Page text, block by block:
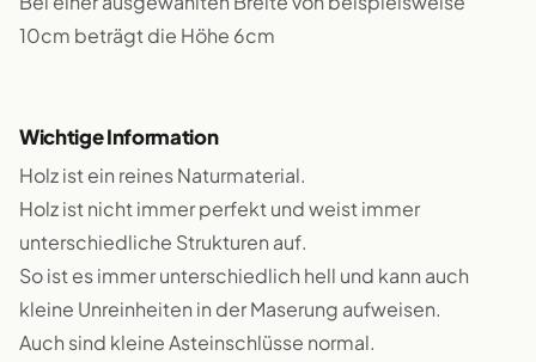
10cm beträgt die Höhe 6cm
Wichtige Information
Holz ist ein reines Naturmaterial.
Holz ist nicht immer perfekt und weist immer
unterschiedliche Strukturen auf.
So ist es immer unterschiedlich hell und kann auch
kleine Unreinheiten in der Maserung aufweisen.
Auch sind kleine Asteinschlüsse normal.